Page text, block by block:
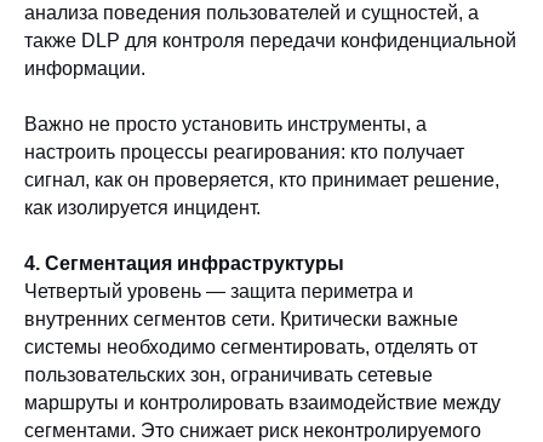
анализа поведения пользователей и сущностей, а
также DLP для контроля передачи конфиденциальной
информации.
Важно не просто установить инструменты, а
настроить процессы реагирования: кто получает
сигнал, как он проверяется, кто принимает решение,
как изолируется инцидент.
4. Сегментация инфраструктуры
Четвертый уровень — защита периметра и
внутренних сегментов сети. Критически важные
системы необходимо сегментировать, отделять от
пользовательских зон, ограничивать сетевые
маршруты и контролировать взаимодействие между
сегментами. Это снижает риск неконтролируемого